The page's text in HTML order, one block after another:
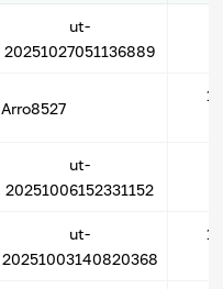
ut-
20251027051136889
Arro8527
ut-
20251006152331152
ut-
20251003140820368